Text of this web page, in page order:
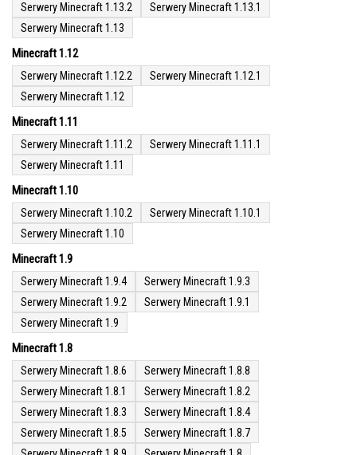
Serwery Minecraft 1.13.2
Serwery Minecraft 1.13.1
Serwery Minecraft 1.13
Minecraft 1.12
Serwery Minecraft 1.12.2
Serwery Minecraft 1.12.1
Serwery Minecraft 1.12
Minecraft 1.11
Serwery Minecraft 1.11.2
Serwery Minecraft 1.11.1
Serwery Minecraft 1.11
Minecraft 1.10
Serwery Minecraft 1.10.2
Serwery Minecraft 1.10.1
Serwery Minecraft 1.10
Minecraft 1.9
Serwery Minecraft 1.9.4
Serwery Minecraft 1.9.3
Serwery Minecraft 1.9.2
Serwery Minecraft 1.9.1
Serwery Minecraft 1.9
Minecraft 1.8
Serwery Minecraft 1.8.6
Serwery Minecraft 1.8.8
Serwery Minecraft 1.8.1
Serwery Minecraft 1.8.2
Serwery Minecraft 1.8.3
Serwery Minecraft 1.8.4
Serwery Minecraft 1.8.5
Serwery Minecraft 1.8.7